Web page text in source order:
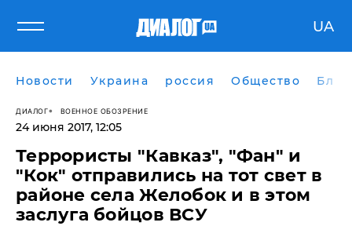
UA
Новости Украина россия Общество
ДИАЛОГ ВОЕННОЕ ОБОЗРЕНИЕ
24 июня 2017, 12:05
​Террористы "Кавказ", "Фан" и
"Кок" отправились на тот свет в
районе села Желобок и в этом
заслуга бойцов ВСУ